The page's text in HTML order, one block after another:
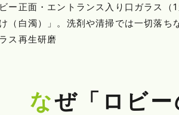
ー正面・エントランス入り口ガラス（1
（白濁）」。洗剤や清掃では一切落ち
ス再生研磨
なぜ「ロビ